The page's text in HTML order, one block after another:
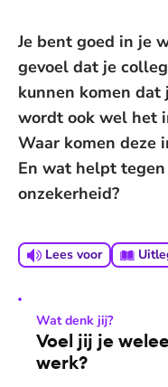
Je bent goed in je
gevoel dat je
kunnen komen
wordt ook wel het
Waar komen deze
En wat helpt
onzekerheid?
Lees voor
Wat denk jij?
Voel jij je
werk?